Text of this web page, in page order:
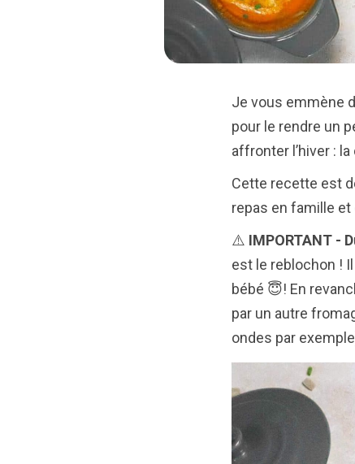
Je vous emmène
pour le rendre un
affronter l’hiver : la
Cette recette est
repas en famille et
⚠️ IMPORTANT -
est le reblochon !
bébé 😇! En
par un autre
ondes par